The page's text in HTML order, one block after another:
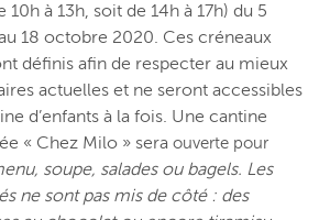
10h à 13h, soit de 14h à 17h) du 5
18 octobre 2020. Ces créneaux
définis afin de respecter au mieux
actuelles et ne seront accessibles
d’enfants à la fois. Une cantine
« Chez Milo » seraouverte pour
soupe, salades ou bagels. Les
ne sont pas mis de côté : des